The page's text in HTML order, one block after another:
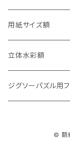
大衣判（394×509ミ
半切判（424×545ミ
三三判（455×606
スケッチ10Ｆ（
20cm正方形（
25cm正方形（
30cm正方形（
20×40cm
25×50cm
30×60cm
大判（660×850ミリ
MO判（693×893ミ
特全判（780×1050
用紙サイズ額
B5判（182×257ミリ
A4判（210×297ミ
立体水彩額
インチ判（203×254
ジグソーパズル用
© 額